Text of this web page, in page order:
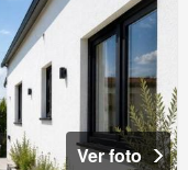
Ver foto